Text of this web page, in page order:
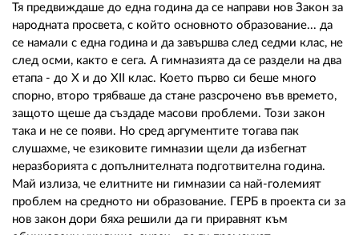
Тя предвиждаше до една година да се направи нов Закон за
народната просвета, с който основното образование... да
се намали с една година и да завършва след седми клас, не
след осми, както е сега. А гимназията да се раздели на два
етапа - до Х и до ХІІ клас. Което първо си беше много
спорно, второ трябваше да стане разсрочено във времето,
защото щеше да създаде масови проблеми. Този закон
така и не се появи. Но сред аргументите тогава пак
слушахме, че езиковите гимназии щели да избегнат
неразборията с допълнителната подготвителна година.
Май излиза, че елитните ни гимназии са най-големият
проблем на средното ни образование. ГЕРБ в проекта си за
нов закон дори бяха решили да ги приравнят към